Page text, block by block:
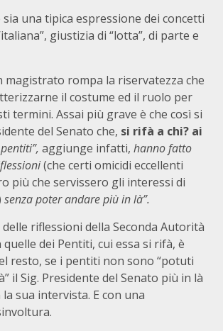
sia una tipica espressione dei concetti
giustizia di “lotta”, di parte e
magistrato rompa la riservatezza che
il costume ed il ruolo per
termini. Assai più grave è che così si
del Senato che, si rifà a chi? ai
aggiunge infatti, hanno fatto
(che certi omicidi eccellenti
più che servissero gli interessi di
senza poter andare più in là”.
delle riflessioni della Seconda Autorità
dei Pentiti, cui essa si rifà, è
resto, se i pentiti non sono “potuti
il Sig. Presidente del Senato più in là
la sua intervista. E con una